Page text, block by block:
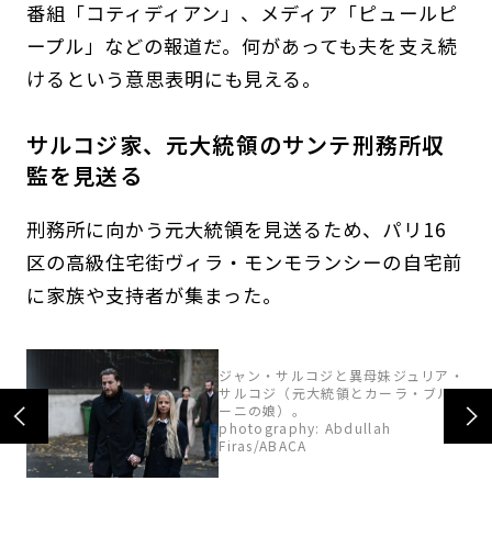
番組「コティディアン」、メディア「ピュールピ
ープル」などの報道だ。何があっても夫を支え続
けるという意思表明にも見える。
サルコジ家、元大統領のサンテ刑務所収
監を見送る
刑務所に向かう元大統領を見送るため、パリ16
区の高級住宅街ヴィラ・モンモランシーの自宅前
に家族や支持者が集まった。
ジャン・サルコジと異母妹ジュリア・
サルコジ（元大統領とカーラ・ブル
ーニの娘）。
photography: Abdullah
Firas/ABACA